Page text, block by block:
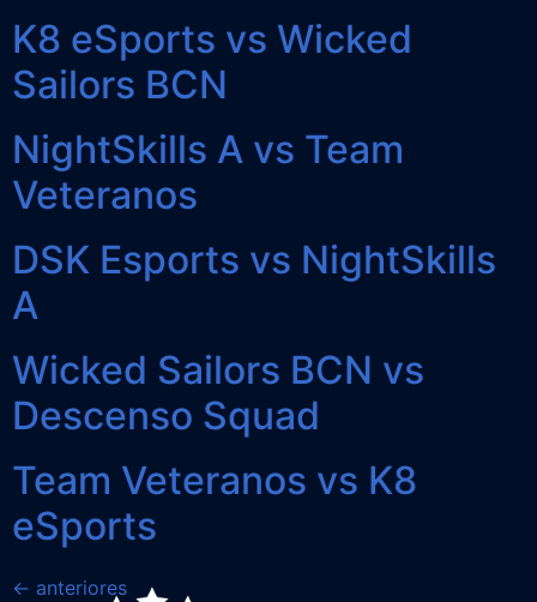
K8 eSports vs Wicked
Sailors BCN
NightSkills A vs Team
Veteranos
DSK Esports vs NightSkills
A
Wicked Sailors BCN vs
Descenso Squad
Team Veteranos vs K8
eSports
← anteriores